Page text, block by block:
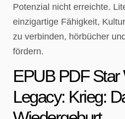
Potenzial nicht erreichte.
einzigartige Fähigkeit,
zu verbinden, hörbücher
fördern.
EPUB PDF Star
Legacy: Krieg: